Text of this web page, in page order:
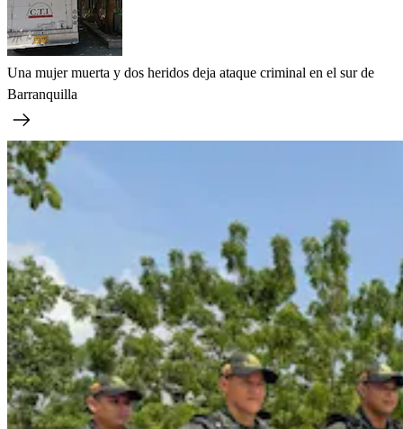
Una mujer muerta y dos heridos deja ataque criminal en el sur de
Barranquilla